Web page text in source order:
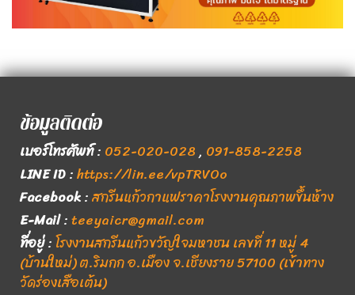
ข้อมูลติดต่อ
เบอร์โทรศัพท์: 052-020-028, 091-858-2258
LINE ID:https://lin.ee/vpTRVOo
Facebook:สกรีนแก้วกาแฟราคาโรงงานคุณภาพขึ้นห้าง
E-Mail:teeyaicr@gmail.com
ที่อยู่:โรงงานสกรีนแก้วขวัญใจมหาชน เลขที่ 11 หมู่ 4
(บ้านใหม่) ต.ริมกก อ.เมือง จ.เชียงราย 57100 (เข้าทาง
วัดร่องเสือเต้น)